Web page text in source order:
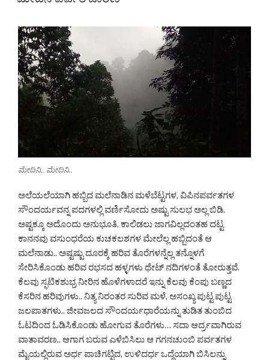
o
o
k
p
p
n
er
ಮೇದಿನಿ.. ಮೇದಿನಿ..
ಅಲೆಯಲೆಯಾಗಿ ಹಬ್ಬಿದ ಮಲೆನಾಡಿನ ಮಳೆಬೆಟ್ಟಗಳ, ವಿಪಿನಪರ್ವತಗಳ
ಸೌಂದರ್ಯವನ್ನ ಪದಗಳಲ್ಲಿ ವರ್ಣಿಸೋದು ಅಷ್ಟು ಸುಲಭ ಅಲ್ಲ ಬಿಡಿ.
ಅಷ್ಟಕ್ಕೂ ಅದೊಂದು ಅನುಭೂತಿ. ಕಾಲಿಡಲು ಜಾಗವಿಲ್ಲದಂತಹ ದಟ್ಟ
ಕಾನನವು ವಸುಂಧರೆಯ ಕುಚಕಲಶಗಳ ಮೇಲೆಲ್ಲ ಹಬ್ಬಿದಂತೆ ಆ
ಮಲೆನಾಡು.. ಅಷ್ಟಷ್ಟು ದೂರಕ್ಕೆ ಹರಿವ ತೊರೆಗಳನ್ನೆಲ್ಲ ತನ್ನೊಳಗೆ
ಸೇರಿಸಿಕೊಂಡು ಹರಿವ ರಭಸದ ಹಳ್ಳಗಳು ಥೇಟ್ ನದಿಗಳಂತೆ ತೋರುತ್ತವೆ.
ಕೆಲವು ಸ್ಫಟಿಕಶುಭ್ರ ನೀರಿನ ಹೊಳೆಗಳಾದರೆ ಇನ್ನು ಕೆಲವು ಕೆಂಪು ಬಣ್ಣದ
ಕೆಸರಿನ ಹರಿವುಗಳು.. ನಿತ್ಯ ನಿರಂತರ ಸುರಿವ ಮಳೆ, ಅಸಂಖ್ಯ ಪುಟ್ಟ ಪುಟ್ಟ
ಜಲಪಾತಗಳು.. ಜೀವಜಲದ ಸೌಂದರ್ಯಧಾರೆಯನ್ನು ತುಡಿತ ತುಂಬಿದ
ಓಟದಿಂದ ಓಡಿಸಿಕೊಂಡು ಹೋಗುವ ತೊರೆಗಳು… ಸದಾ ಆರ್ದ್ರವಾಗಿರುವ
ವಾತಾವರಣ.. ಆಗಾಗ ಬರುವ ಎಳೆಬಿಸಿಲು ಆ ಗಗನಚುಂಬಿ ಪರ್ವತಗಳ
ಮೈಯಲ್ಲಿರುವ ಅರ್ಧ ಪಾಚಿಗಟ್ಟಿದ, ಉಳಿದರ್ಧ ಒದ್ದೆಯಾಗಿ ಬಿಸಿಲನ್ನು